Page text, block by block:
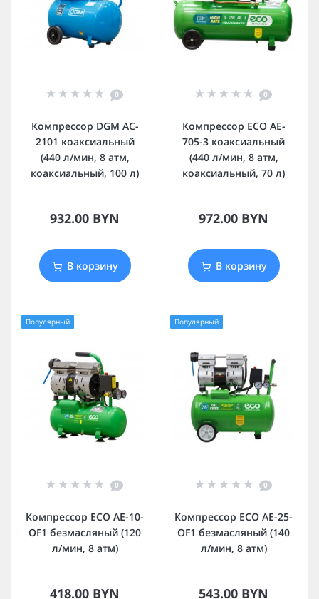
0
Компрессор DGM AC-
2101 коаксиальный
(440 л/мин, 8 атм,
коаксиальный, 100 л)
932.00 BYN
В корзину
0
Компрессор ECO AE-
705-3 коаксиальный
(440 л/мин, 8 атм,
коаксиальный, 70 л)
972.00 BYN
В корзину
Популярный
0
Компрессор ECO AE-10-
OF1 безмасляный (120
л/мин, 8 атм)
418.00 BYN
Популярный
0
Компрессор ECO AE-25-
OF1 безмасляный (140
л/мин, 8 атм)
543.00 BYN